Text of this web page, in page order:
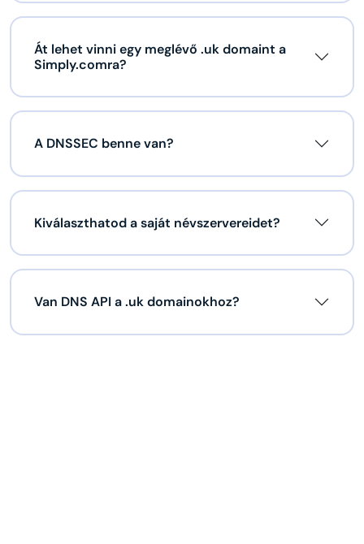
Át lehet vinni egy meglévő .uk domaint a
Simply.comra?
A DNSSEC benne van?
Kiválaszthatod a saját névszervereidet?
Van DNS API a .uk domainokhoz?